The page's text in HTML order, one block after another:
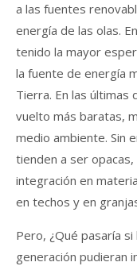
a las fuentes
energía de las olas.
tenido la mayor
la fuente de energía
Tierra. En las últimas
vuelto más baratas,
medio ambiente. Sin
tienden a ser
integración en
en techos y en
Pero, ¿Qué pasaría
generación pudieran